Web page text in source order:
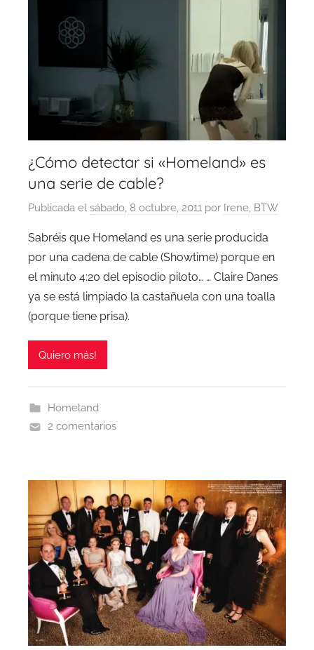
¿Cómo detectar si «Homeland» es
una serie de cable?
Publicada el sábado, 8 octubre, 2011 por Irene, BTW
Sabréis que Homeland es una serie producida
por una cadena de cable (Showtime) porque en
el minuto 4:20 del episodio piloto… … Claire Danes
ya se está limpiado la castañuela con una toalla
(porque tiene prisa).
Quiero más!
Homeland
2 comentarios